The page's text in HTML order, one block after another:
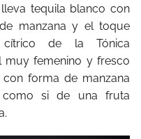
tequila blanco con
manzana y el toque
cítrico de la Tónica
muy femenino y fresco
forma de manzana
si de una fruta